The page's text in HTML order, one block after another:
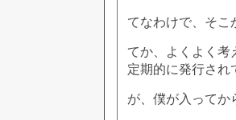
てなわけで、そこ
てか、よくよく考
定期的に発行され
が、僕が入ってか